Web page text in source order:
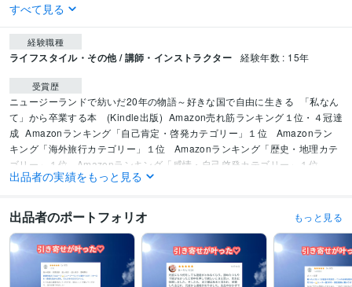
すべて見る
経験職種
ライフスタイル・その他 / 講師・インストラクター 経験年数 : 15年
受賞歴
ニュージーランドで紡いだ20年の物語～好きな国で自由に生きる
「私なん
て」から卒業する本　(Kindle出版) Amazon売れ筋ランキング１位・４冠達
成 Amazonランキング「自己肯定・啓発カテゴリー」１位
Amazonラン
キング「海外旅行カテゴリー」１位
Amazonランキング「歴史・地理カテ
ゴリー」１位
Amazonランキング「感情・自己啓発カテゴリー」１位
認定レイキヒーラー
メンタルケアカウンセラー 取得年 : 2023年
得意分野
悩み相談・カウンセリング ✅NZ式ガチの引き寄せ教えます
✅離婚/恋愛/親
子関係/不倫/片思い
✅恋愛・占い依存からの脱却 ✅ご相談者様の能力開花
出品者の実績をもっと見る
出品者のポートフォリオ もっと見る